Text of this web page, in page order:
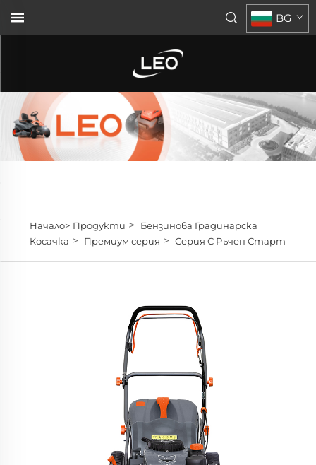
BG
Начало> Продукти >
Бензинова Градинарска
Косачка > Премиум серия > Серия С Ръчен Старт